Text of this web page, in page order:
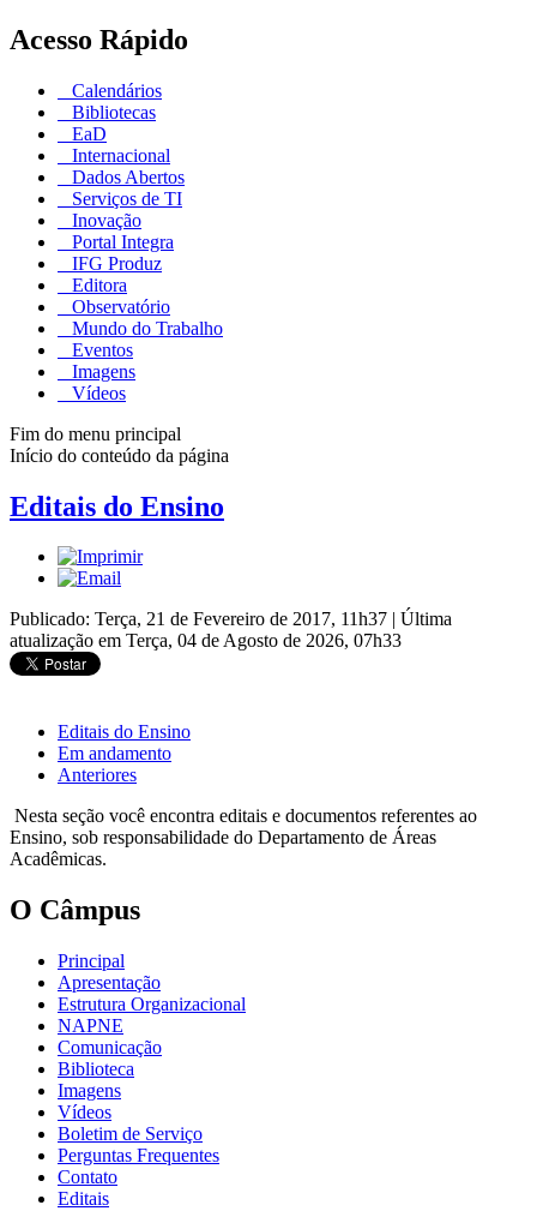
Acesso Rápido
Calendários
Bibliotecas
EaD
Internacional
Dados Abertos
Serviços de TI
Inovação
Portal Integra
IFG Produz
Editora
Observatório
Mundo do Trabalho
Eventos
Imagens
Vídeos
Fim do menu principal
Início do conteúdo da página
Editais do Ensino
Publicado: Terça, 21 de Fevereiro de 2017, 11h37 | Última
atualização em Terça, 04 de Agosto de 2026, 07h33
Editais do Ensino
Em andamento
Anteriores
Nesta seção você encontra editais e documentos referentes ao
Ensino, sob responsabilidade do Departamento de Áreas
Acadêmicas.
O Câmpus
Principal
Apresentação
Estrutura Organizacional
NAPNE
Comunicação
Biblioteca
Imagens
Vídeos
Boletim de Serviço
Perguntas Frequentes
Contato
Editais